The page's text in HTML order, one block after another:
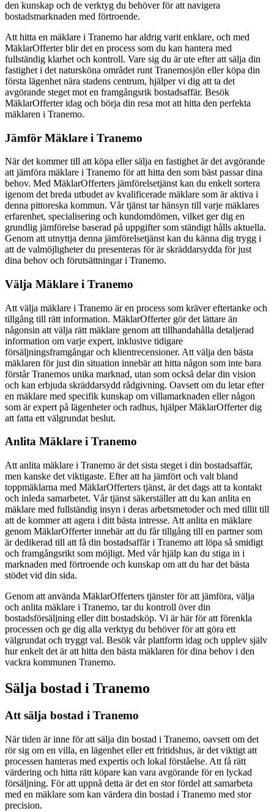
den kunskap och de verktyg du behöver för att navigera
bostadsmarknaden med förtroende.
Att hitta en mäklare i Tranemo har aldrig varit enklare, och med
MäklarOfferter blir det en process som du kan hantera med
fullständig klarhet och kontroll. Vare sig du är ute efter att sälja din
fastighet i det natursköna området runt Tranemosjön eller köpa din
första lägenhet nära stadens centrum, hjälper vi dig att ta det
avgörande steget mot en framgångsrik bostadsaffär. Besök
MäklarOfferter idag och börja din resa mot att hitta den perfekta
mäklaren i Tranemo.
Jämför Mäklare i Tranemo
När det kommer till att köpa eller sälja en fastighet är det avgörande
att jämföra mäklare i Tranemo för att hitta den som bäst passar dina
behov. Med MäklarOfferters jämförelsetjänst kan du enkelt sortera
igenom det breda utbudet av kvalificerade mäklare som är aktiva i
denna pittoreska kommun. Vår tjänst tar hänsyn till varje mäklares
erfarenhet, specialisering och kundomdömen, vilket ger dig en
grundlig jämförelse baserad på uppgifter som ständigt hålls aktuella.
Genom att utnyttja denna jämförelsetjänst kan du känna dig trygg i
att de valmöjligheter du presenteras för är skräddarsydda för just
dina behov och förutsättningar i Tranemo.
Välja Mäklare i Tranemo
Att välja mäklare i Tranemo är en process som kräver eftertanke och
tillgång till rätt information. MäklarOfferter gör det lättare än
någonsin att välja rätt mäklare genom att tillhandahålla detaljerad
information om varje expert, inklusive tidigare
försäljningsframgångar och klientrecensioner. Att välja den bästa
mäklaren för just din situation innebär att hitta någon som inte bara
förstår Tranemos unika marknad, utan som också delar din vision
och kan erbjuda skräddarsydd rådgivning. Oavsett om du letar efter
en mäklare med specifik kunskap om villamarknaden eller någon
som är expert på lägenheter och radhus, hjälper MäklarOfferter dig
att fatta ett välgrundat beslut.
Anlita Mäklare i Tranemo
Att anlita mäklare i Tranemo är det sista steget i din bostadsaffär,
men kanske det viktigaste. Efter att ha jämfört och valt bland
toppmäklarna med MäklarOfferters tjänst, är det dags att ta kontakt
och inleda samarbetet. Vår tjänst säkerställer att du kan anlita en
mäklare med fullständig insyn i deras arbetsmetoder och med tillit till
att de kommer att agera i ditt bästa intresse. Att anlita en mäklare
genom MäklarOfferter innebär att du får tillgång till en partner som
är dedikerad till att få din bostadsaffär i Tranemo att löpa så smidigt
och framgångsrikt som möjligt. Med vår hjälp kan du stiga in i
marknaden med förtroende och kunskap om att du har det bästa
stödet vid din sida.
Genom att använda MäklarOfferters tjänster för att jämföra, välja
och anlita mäklare i Tranemo, tar du kontroll över din
bostadsförsäljning eller ditt bostadsköp. Vi är här för att förenkla
processen och ge dig alla verktyg du behöver för att göra ett
välgrundat och tryggt val. Besök vår plattform idag och upplev själv
hur enkelt det är att hitta den bästa mäklaren för dina behov i den
vackra kommunen Tranemo.
Sälja bostad i Tranemo
Att sälja bostad i Tranemo
När tiden är inne för att sälja din bostad i Tranemo, oavsett om det
rör sig om en villa, en lägenhet eller ett fritidshus, är det viktigt att
processen hanteras med expertis och lokal förståelse. Att få rätt
värdering och hitta rätt köpare kan vara avgörande för en lyckad
försäljning. För att uppnå detta är det en stor fördel att samarbeta
med en mäklare som kan värdera din bostad i Tranemo med stor
precision.